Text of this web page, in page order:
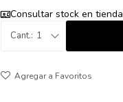
Consultar stock en tienda
1
095277079
095900346
094499984